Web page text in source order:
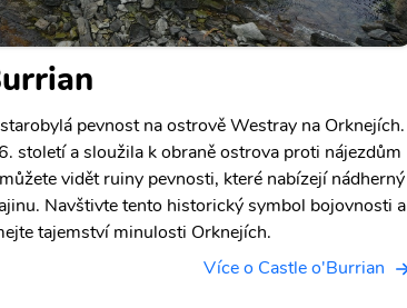
pevnost na ostrově Westray na Orknejích.
století a sloužila k obraně ostrova proti nájezdům
vidět ruiny pevnosti, které nabízejí nádherný
Navštivte tento historický symbol bojovnosti a
tajemství minulosti Orknejích.
Více o Castle o'Burrian